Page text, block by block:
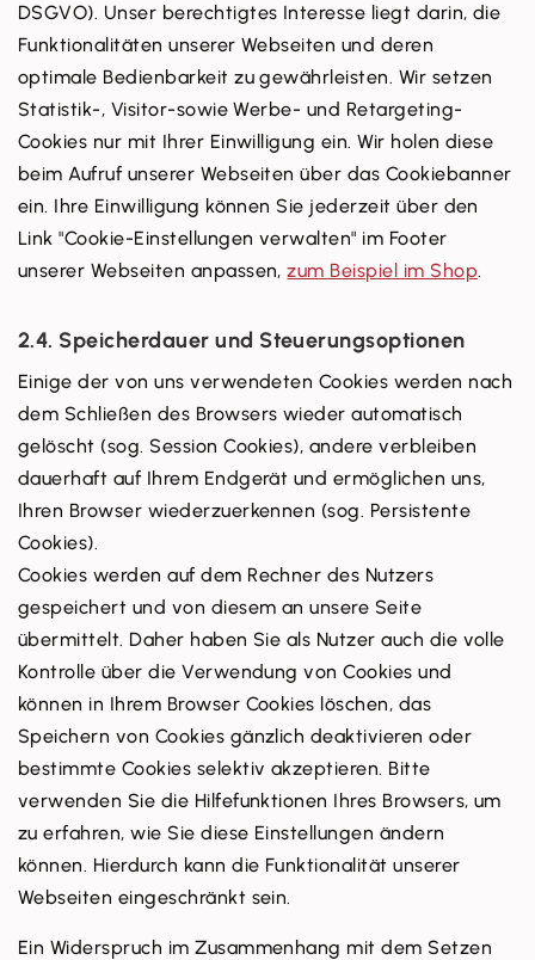
DSGVO). Unser berechtigtes Interesse liegt darin, die
Funktionalitäten unserer Webseiten und deren
optimale Bedienbarkeit zu gewährleisten. Wir setzen
Statistik-, Visitor-sowie Werbe- und Retargeting-
Cookies nur mit Ihrer Einwilligung ein. Wir holen diese
beim Aufruf unserer Webseiten über das Cookiebanner
ein. Ihre Einwilligung können Sie jederzeit über den
Link "Cookie-Einstellungen verwalten" im Footer
unserer Webseiten anpassen,zum Beispiel im Shop.
2.4. Speicherdauer und Steuerungsoptionen
Einige der von uns verwendeten Cookies werden nach
dem Schließen des Browsers wieder automatisch
gelöscht (sog. Session Cookies), andere verbleiben
dauerhaft auf Ihrem Endgerät und ermöglichen uns,
Ihren Browser wiederzuerkennen (sog. Persistente
Cookies).
Cookies werden auf dem Rechner des Nutzers
gespeichert und von diesem an unsere Seite
übermittelt. Daher haben Sie als Nutzer auch die volle
Kontrolle über die Verwendung von Cookies und
können in Ihrem Browser Cookies löschen, das
Speichern von Cookies gänzlich deaktivieren oder
bestimmte Cookies selektiv akzeptieren. Bitte
verwenden Sie die Hilfefunktionen Ihres Browsers, um
zu erfahren, wie Sie diese Einstellungen ändern
können. Hierdurch kann die Funktionalität unserer
Webseiten eingeschränkt sein.
Ein Widerspruch im Zusammenhang mit dem Setzen